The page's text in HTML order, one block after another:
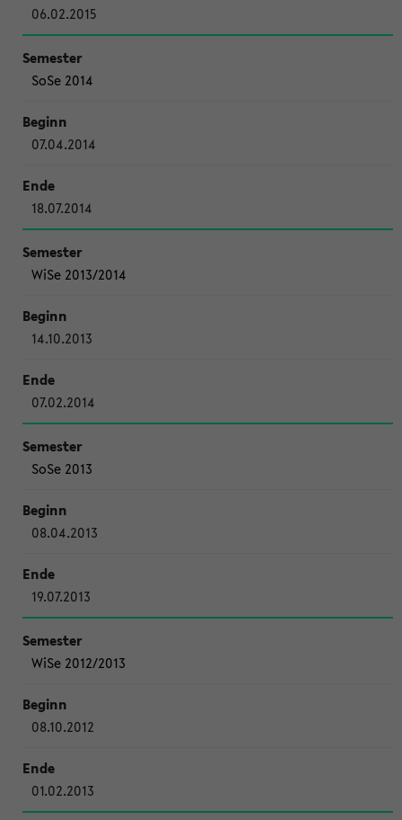
06.02.2015
SoSe 2014
07.04.2014
18.07.2014
WiSe 2013/2014
14.10.2013
07.02.2014
SoSe 2013
08.04.2013
19.07.2013
WiSe 2012/2013
08.10.2012
01.02.2013